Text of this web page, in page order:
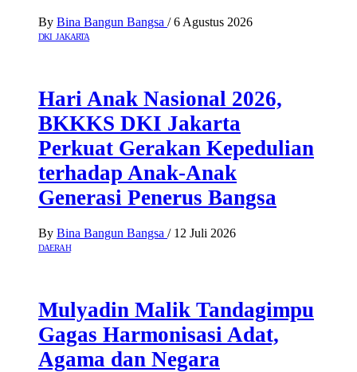
By Bina Bangun Bangsa / 6 Agustus 2026
DKI JAKARTA
Hari Anak Nasional 2026,
BKKKS DKI Jakarta
Perkuat Gerakan Kepedulian
terhadap Anak-Anak
Generasi Penerus Bangsa
By Bina Bangun Bangsa / 12 Juli 2026
DAERAH
Mulyadin Malik Tandagimpu
Gagas Harmonisasi Adat,
Agama dan Negara